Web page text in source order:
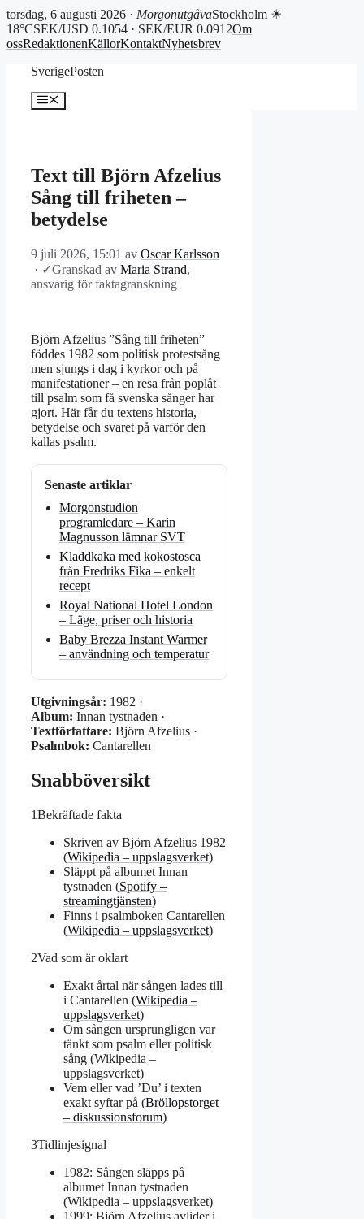
torsdag, 6 augusti 2026 · MorgonutgåvaStockholm ☀
18°CSEK/USD 0.1054 · SEK/EUR 0.0912Om
ossRedaktionenKällorKontaktNyhetsbrev
SverigePosten
Meny
Text till Björn Afzelius
Sång till friheten –
betydelse
9 juli 2026, 15:01 av Oscar Karlsson
· ✓Granskad av Maria Strand,
ansvarig för faktagranskning
Björn Afzelius ”Sång till friheten”
föddes 1982 som politisk protestsång
men sjungs i dag i kyrkor och på
manifestationer – en resa från poplåt
till psalm som få svenska sånger har
gjort. Här får du textens historia,
betydelse och svaret på varför den
kallas psalm.
Senaste artiklar
Morgonstudion
programledare – Karin
Magnusson lämnar SVT
Kladdkaka med kokostosca
från Fredriks Fika – enkelt
recept
Royal National Hotel London
– Läge, priser och historia
Baby Brezza Instant Warmer
– användning och temperatur
Utgivningsår: 1982 ·
Album: Innan tystnaden ·
Textförfattare: Björn Afzelius ·
Psalmbok: Cantarellen
Snabböversikt
1Bekräftade fakta
Skriven av Björn Afzelius 1982
(Wikipedia – uppslagsverket)
Släppt på albumet Innan
tystnaden (Spotify –
streamingtjänsten)
Finns i psalmboken Cantarellen
(Wikipedia – uppslagsverket)
2Vad som är oklart
Exakt årtal när sången lades till
i Cantarellen (Wikipedia –
uppslagsverket)
Om sången ursprungligen var
tänkt som psalm eller politisk
sång (Wikipedia –
uppslagsverket)
Vem eller vad ’Du’ i texten
exakt syftar på (Bröllopstorget
– diskussionsforum)
3Tidlinjesignal
1982: Sången släpps på
albumet Innan tystnaden
(Wikipedia – uppslagsverket)
1999: Björn Afzelius avlider i